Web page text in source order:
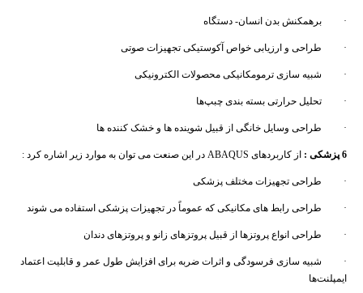
· برهمکنش بدن انسان- دستگاه
· طراحی و ارزیابی خواص آکوستیکی تجهیزات صوتی
· شبیه سازی ترمومکانیکی محصولات الکترونیکی
· تحلیل حرارتی بسته بندی چبپ‌ها
· طراحی وسایل خانگی از قبیل شوینده ها و خشک کننده ها
6 پزشکی : از کاربردهای ABAQUS در این صنعت می توان به موارد زیر اشاره کرد :
· طراحی تجهیزات مختلف پزشکی
· طراحی رابط های مکانیکی که عموماً در تجهیزات پزشکی استفاده می شوند
· طراحی انواع پروتزها از قبیل پروتزهای زانو و پروتزهای دندان
· شبیه سازی فرسودگی و اثرات ضربه برای افزایش طول عمر و قابلیت اعتماد
ایمپلنت‌ها